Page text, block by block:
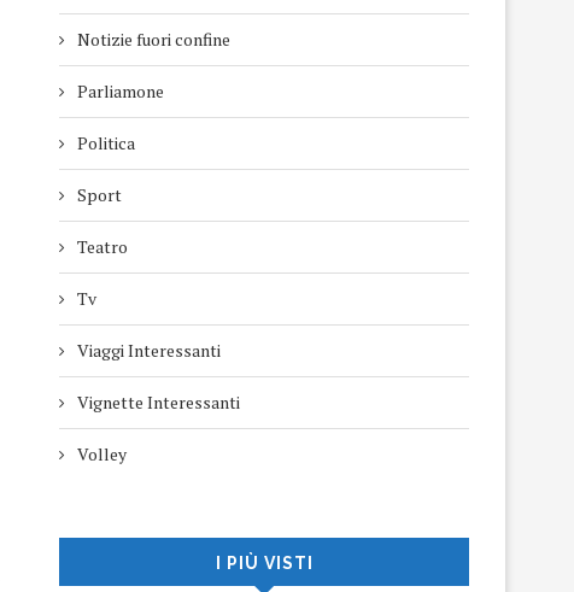
Notizie fuori confine
Parliamone
Politica
Sport
Teatro
Tv
Viaggi Interessanti
Vignette Interessanti
Volley
I PIÙ VISTI